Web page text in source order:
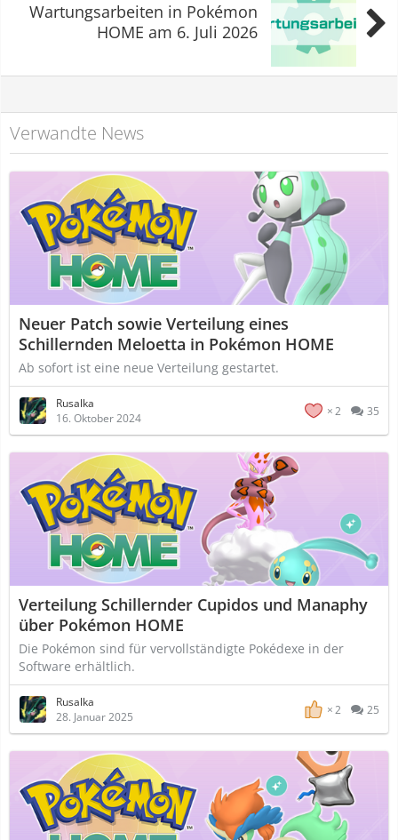
Wartungsarbeiten in Pokémon
HOME am 6. Juli 2026
Verwandte News
Neuer Patch sowie Verteilung eines
Schillernden Meloetta in Pokémon HOME
Ab sofort ist eine neue Verteilung gestartet.
Rusalka
16. Oktober 2024
2 35
Verteilung Schillernder Cupidos und Manaphy
über Pokémon HOME
Die Pokémon sind für vervollständigte Pokédexe in der
Software erhältlich.
Rusalka
28. Januar 2025
2 25